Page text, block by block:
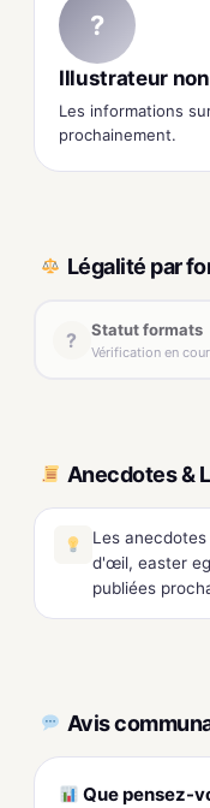
?
Illustrateur
Les informations
prochainement.
Légalité par
? Statut formats
Vérification en
Anecdotes &
Les
d'œil, easter
publiées
Avis
Que pensez-